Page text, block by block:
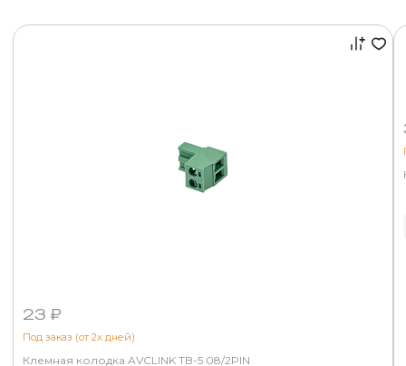
23 ₽
Под заказ (от 2х дней)
Клемная колодка AVCLINK TB-5 08/2PIN